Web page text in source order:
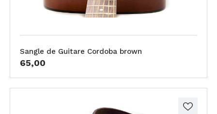
Sangle de Guitare Cordoba brown
65,00